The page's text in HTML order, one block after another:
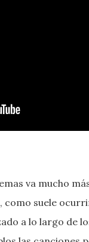
va mucho
suele
a lo largo de